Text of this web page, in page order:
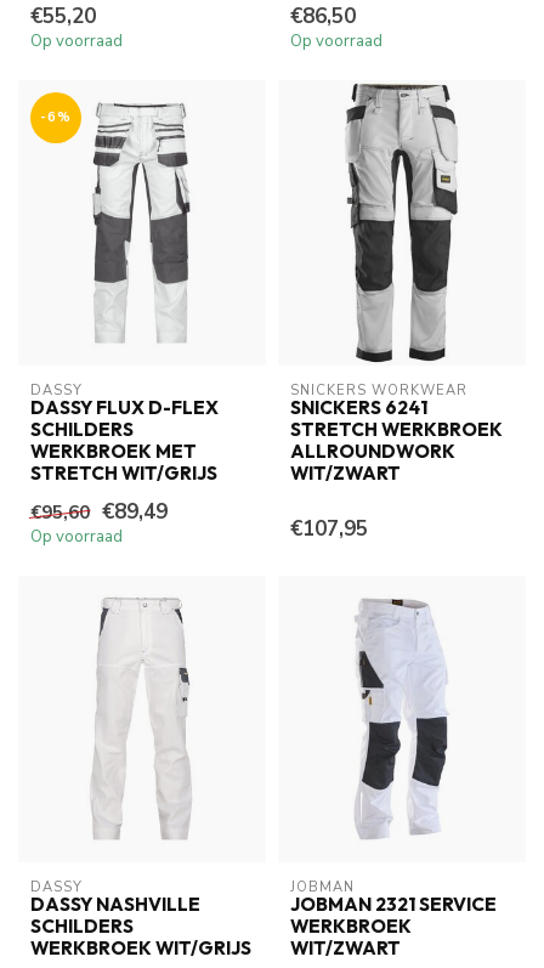
€55,20
Op voorraad
€86,50
Op voorraad
-6%
DASSY
DASSY FLUX D-FLEX
SCHILDERS
WERKBROEK MET
STRETCH WIT/GRIJS
€95,60 €89,49
Op voorraad
SNICKERS WORKWEAR
SNICKERS 6241
STRETCH WERKBROEK
ALLROUNDWORK
WIT/ZWART
€107,95
DASSY
DASSY NASHVILLE
SCHILDERS
WERKBROEK WIT/GRIJS
JOBMAN
JOBMAN 2321 SERVICE
WERKBROEK
WIT/ZWART